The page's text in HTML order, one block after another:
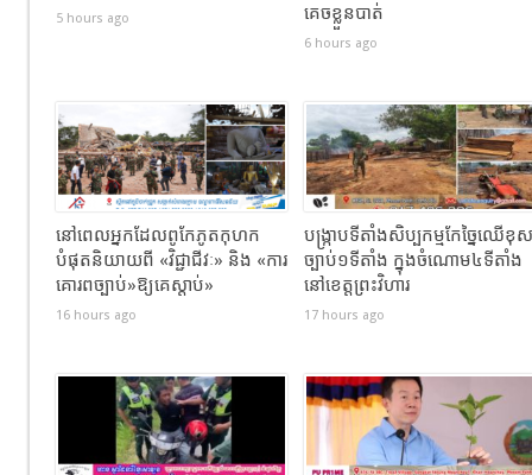
5 hours ago
គេចខ្លួនបាត់
6 hours ago
នៅពេលអ្នកដែលពូកែភូតកុហក
បំផុតនិយាយពី «វិជ្ជាជីវៈ» និង «ការ
គោរពច្បាប់»ឱ្យគេស្តាប់»
16 hours ago
បង្រ្កាបទីតាំងសិប្បកម្មកែច្នៃឈើខុស
ច្បាប់១ទីតាំង ក្នុងចំណោម៤ទីតាំង
នៅខេត្តព្រះវិហារ
17 hours ago